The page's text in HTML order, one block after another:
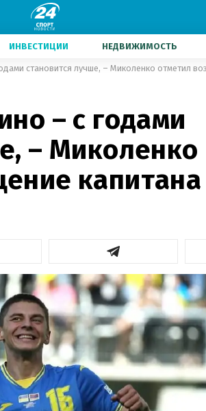
ИНВЕСТИЦИИ НЕДВИЖИМОСТЬ
становится лучше, – Миколенко отметил
– с годами
– Миколенко
капитана